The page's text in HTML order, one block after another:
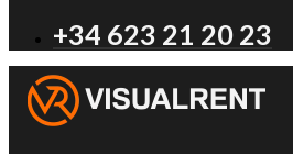
+34 623 21 20 23